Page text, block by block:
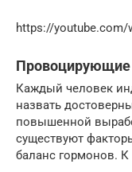
https://youtube.com/
Каждый человек
назвать
повышенной
существуют
баланс гормонов. К